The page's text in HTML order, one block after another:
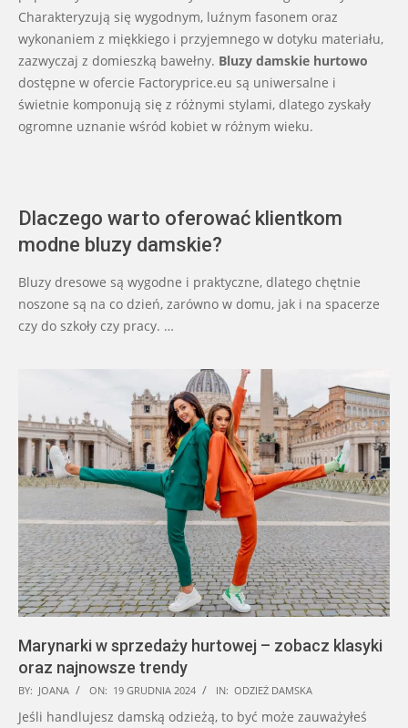
Charakteryzują się wygodnym, luźnym fasonem oraz
wykonaniem z miękkiego i przyjemnego w dotyku materiału,
zazwyczaj z domieszką bawełny. Bluzy damskie hurtowo
dostępne w ofercie Factoryprice.eu są uniwersalne i
świetnie komponują się z różnymi stylami, dlatego zyskały
ogromne uznanie wśród kobiet w różnym wieku.
Dlaczego warto oferować klientkom
modne bluzy damskie?
Bluzy dresowe są wygodne i praktyczne, dlatego chętnie
noszone są na co dzień, zarówno w domu, jak i na spacerze
czy do szkoły czy pracy. …
Marynarki w sprzedaży hurtowej – zobacz klasyki
oraz najnowsze trendy
2024-
12-
BY: JOANA ON: 19 GRUDNIA 2024 IN: ODZIEŻ DAMSKA
Jeśli handlujesz damską odzieżą, to być może zauważyłeś